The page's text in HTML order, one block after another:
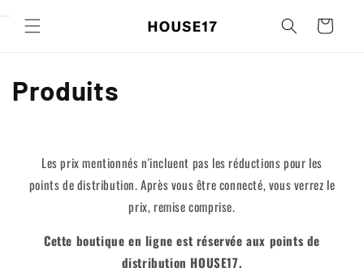
passer au
contenu
Panier
C
Produits
Les prix mentionnés n'incluent pas les réductions pour les
points de distribution. Après vous être connecté, vous verrez le
prix, remise comprise.
Cette boutique en ligne est réservée aux points de
distribution HOUSE17.